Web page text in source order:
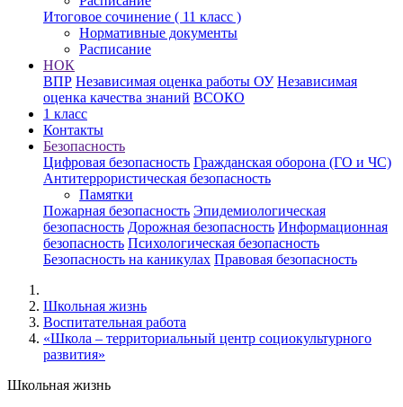
Итоговое сочинение ( 11 класс )
Нормативные документы
Расписание
НОК
ВПР Независимая оценка работы ОУ Независимая
оценка качества знаний ВСОКО
1 класс
Контакты
Безопасность
Цифровая безопасность Гражданская оборона (ГО и ЧС)
Антитеррористическая безопасность
Памятки
Пожарная безопасность Эпидемиологическая
безопасность Дорожная безопасность Информационная
безопасность Психологическая безопасность
Безопасность на каникулах Правовая безопасность
Школьная жизнь
Воспитательная работа
«Школа – территориальный центр социокультурного
развития»
Школьная жизнь